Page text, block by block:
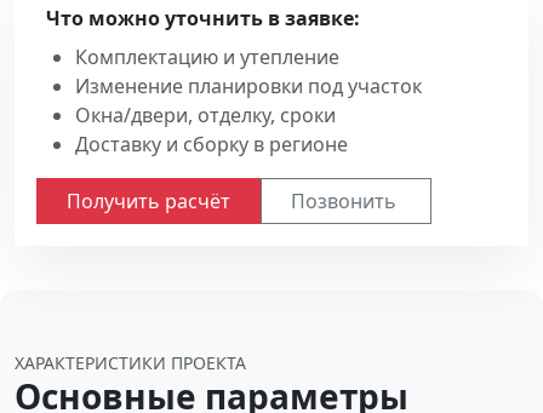
Что можно уточнить в заявке:
Комплектацию и утепление
Изменение планировки под участок
Окна/двери, отделку, сроки
Доставку и сборку в регионе
Получить расчёт Позвонить
ХАРАКТЕРИСТИКИ ПРОЕКТА
Основные параметры